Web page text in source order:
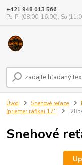
+421 948 013 566
Po-Pi (08:00-16:00), So
Úvod Snehové reťaze
(priemer ráfika) 17''
Snehové